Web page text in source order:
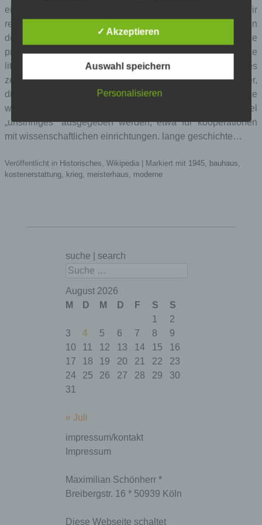
eingerichtete stelle zur kostenerstattung, hier 30 €. wir
regelmäßigen wikipediaautoren werden ausdrücklich von
dem verein (der die spendengelder einsammelt und die
programmierer und die server bezahlt) ermuntert, uns solche
literatur erstatten zu lassen. ich schreibe das hier, weil es
zeigt, wofür ein winziger teil der erheblichen spendengelder,
die die wikipedia so bekommt,auchverwendet wird. viele
wikipedia-autoren kritisieren, dass die gelder auch für viel
„unsinniges“ ausgegeben werden, etwa für kooperationen
mit wissenschaftlichen einrichtungen. lange geschichte…
Veröffentlicht in Historisches, Wikipedia Markiert mit 1945, bauhaus,
kostenerstattung, krieg, meisterhaus, moderne
suche | search
Suchen
August 2026
M
D M D F S
S
1
2
3
4 5 6 7 8
9
10
11 12 13 14 15
16
17
18 19 20 21 22
23
24
25 26 27 28 29
30
31
« Juli
impressum/kontakt
Impressum
Maximilian Schönherr *
Breibergstr. 16 * 50939 Köln
Diese Webseite schaltet
st_cookie
Dieses Cookie
Cookies im
Browser
Speicherdauer:
Bis zum Ende der
Browsersitzung
Schließen Ihres
Internet-Browsers
gelöscht).
PHPSESSID
speichert Ihre
und gewährleistet
so, dass alle
Funktionen dieser
der PHP-
Programmiersprac
he basieren,
angezeigt werden
✓ Akzeptieren
Auswahl speichern
Personalisieren